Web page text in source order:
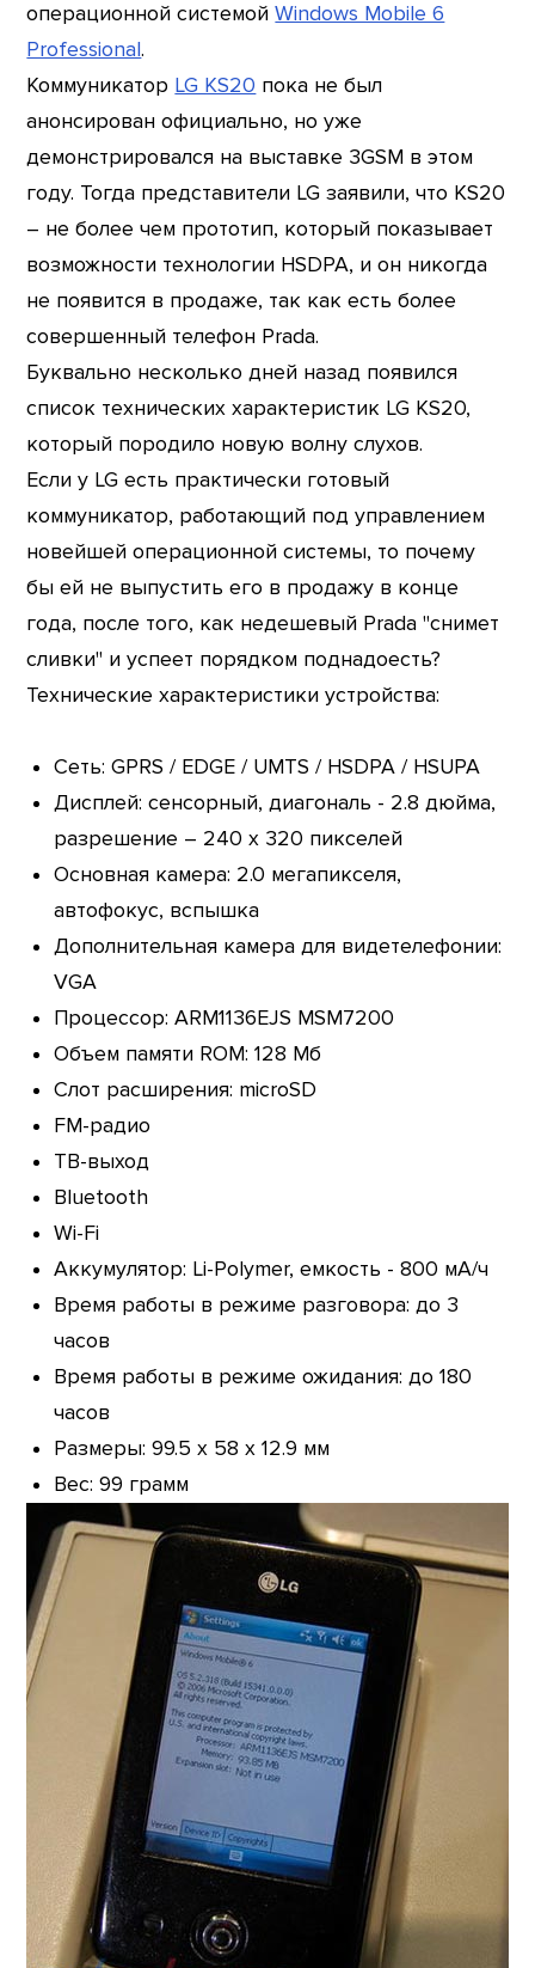
операционной системойWindows Mobile 6
Professional.
Коммуникатор LG KS20 пока не был
анонсирован официально, но уже
демонстрировался на выставке 3GSM в этом
году. Тогда представители LG заявили, что KS20
– не более чем прототип, который показывает
возможности технологии HSDPA, и он никогда
не появится в продаже, так как есть более
совершенный телефон Prada.
Буквально несколько дней назад появился
список технических характеристик LG KS20,
который породило новую волну слухов.
Если у LG есть практически готовый
коммуникатор, работающий под управлением
новейшей операционной системы, то почему
бы ей не выпустить его в продажу в конце
года, после того, как недешевый Prada "снимет
сливки" и успеет порядком поднадоесть?
Технические характеристики устройства:
Сеть: GPRS / EDGE / UMTS / HSDPA / HSUPA
Дисплей: сенсорный, диагональ - 2.8 дюйма,
разрешение – 240 x 320 пикселей
Основная камера: 2.0 мегапикселя,
автофокус, вспышка
Дополнительная камера для видетелефонии:
VGA
Процессор: ARM1136EJS MSM7200
Объем памяти ROM: 128 Мб
Слот расширения: microSD
FM-радио
ТВ-выход
Bluetooth
Wi-Fi
Аккумулятор: Li-Polymer, емкость - 800 мА/ч
Время работы в режиме разговора: до 3
часов
Время работы в режиме ожидания: до 180
часов
Размеры: 99.5 x 58 x 12.9 мм
Вес: 99 грамм